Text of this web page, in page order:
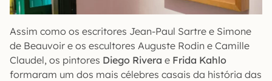
Assim como os escritores Jean-Paul Sartre e Simone
de Beauvoir e os escultores Auguste Rodin e Camille
Claudel, os pintores Diego Rivera e Frida Kahlo
formaram um dos mais célebres casais da história das